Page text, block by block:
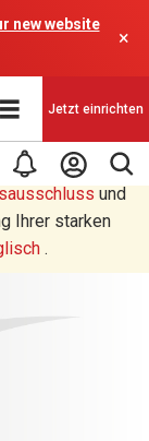
new website
×
Jetzt einrichten
ein AI-
und
Ihrer starken
.